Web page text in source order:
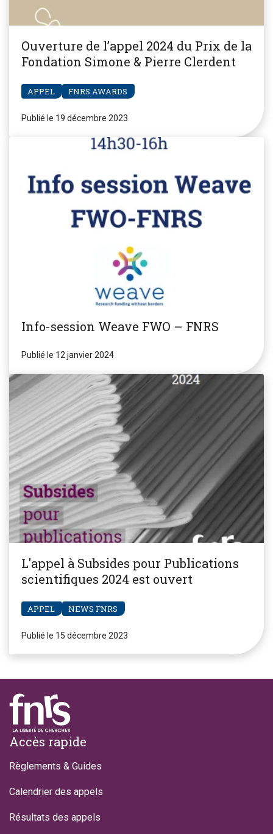
Ouverture de l’appel 2024 du Prix de la
Fondation Simone & Pierre Clerdent
APPEL FNRS.AWARDS
Publié le 19 décembre 2023
Info-session Weave FWO – FNRS
Publié le 12 janvier 2024
L'appel à Subsides pour Publications
scientifiques 2024 est ouvert
APPEL NEWS FNRS
Publié le 15 décembre 2023
Footer
Accès rapide
Règlements & Guides
Calendrier des appels
Résultats des appels